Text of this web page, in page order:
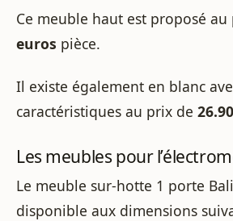
Ce meuble haut est proposé au
euros pièce.
Il existe également en blanc
caractéristiques au prix de
Les meubles pour
Le meuble sur-hotte 1 porte
disponible aux dimensions